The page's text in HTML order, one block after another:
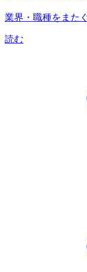
業界・職種をまた
読む